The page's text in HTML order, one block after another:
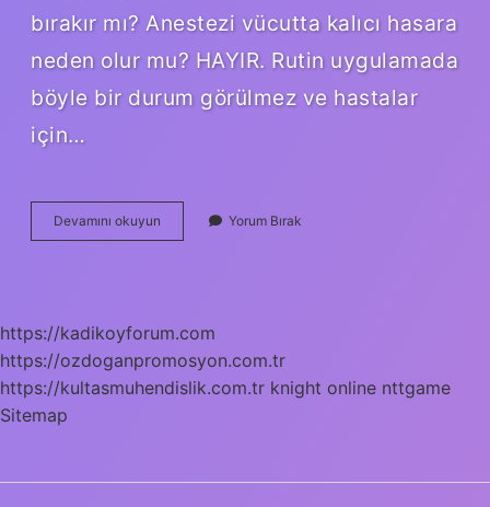
bırakır mı? Anestezi vücutta kalıcı hasara
neden olur mu? HAYIR. Rutin uygulamada
böyle bir durum görülmez ve hastalar
için…
Devamını okuyun Anestezi
Riskleri
Yorum Bırak
https://kadikoyforum.com
https://ozdoganpromosyon.com.tr
https://kultasmuhendislik.com.tr knight online nttgame
Sitemap